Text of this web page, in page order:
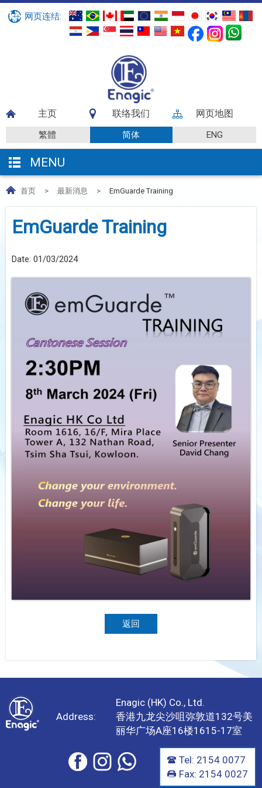
网页连结:
主页 联络我们 网页地图
繁體 简体 ENG
MENU
首页 > 最新消息 > EmGuarde Training
EmGuarde Training
Date: 01/03/2024
返回
Address:
Enagic (HK) Co., Ltd.
香港九龙尖沙咀弥敦道132号美
丽华广场A座16楼1615-17室
Tel: 2154 0077
Fax: 2154 0027